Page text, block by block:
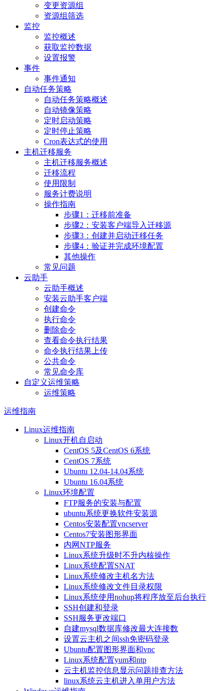
变更资源组
资源组筛选
监控
监控概述
获取监控数据
设置报警
事件
事件通知
自动任务策略
自动任务策略概述
自动镜像策略
定时启动策略
定时停止策略
Cron表达式的使用
主机迁移服务
主机迁移服务概述
迁移流程
使用限制
服务计费说明
操作指南
步骤1：迁移前准备
步骤2：安装客户端导入迁移源
步骤3：创建并启动迁移任务
步骤4：验证并完成环境配置
其他操作
常见问题
云助手
云助手概述
安装云助手客户端
创建命令
执行命令
删除命令
查看命令执行结果
命令执行结果上传
公共命令
常见命令库
自定义运维策略
运维策略
运维指南
Linux运维指南
Linux开机自启动
CentOS 5及CentOS 6系统
CentOS 7系统
Ubuntu 12.04-14.04系统
Ubuntu 16.04系统
Linux环境配置
FTP服务的安装与配置
ubuntu系统更换软件安装源
Centos安装配置vncserver
Centos7安装图形界面
内网NTP服务
Linux系统升级时不升内核操作
Linux系统配置SNAT
Linux系统修改主机名方法
Linux系统修改文件目录权限
Linux系统使用nohup将程序放至后台执行
SSH创建和登录
SSH服务更改端口
自建mysql数据库修改最大连接数
设置云主机之间ssh免密码登录
Ubuntu配置图形界面和vnc
Linux系统配置yum和ntp
云主机监控信息显示问题排查方法
linux系统云主机进入单用户方法